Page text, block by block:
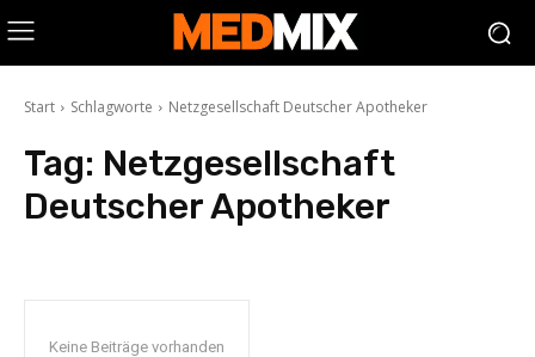
Start Schlagworte Netzgesellschaft Deutscher Apotheker
Tag: Netzgesellschaft
Deutscher Apotheker
Keine Beiträge vorhanden